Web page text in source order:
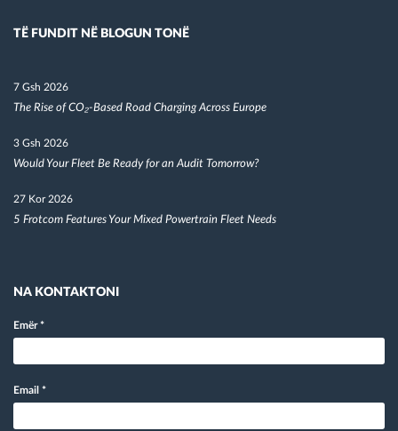
TË FUNDIT NË BLOGUN TONË
7 Gsh 2026
The Rise of CO₂-Based Road Charging Across Europe
3 Gsh 2026
Would Your Fleet Be Ready for an Audit Tomorrow?
27 Kor 2026
5 Frotcom Features Your Mixed Powertrain Fleet Needs
NA KONTAKTONI
Emër*
Email *